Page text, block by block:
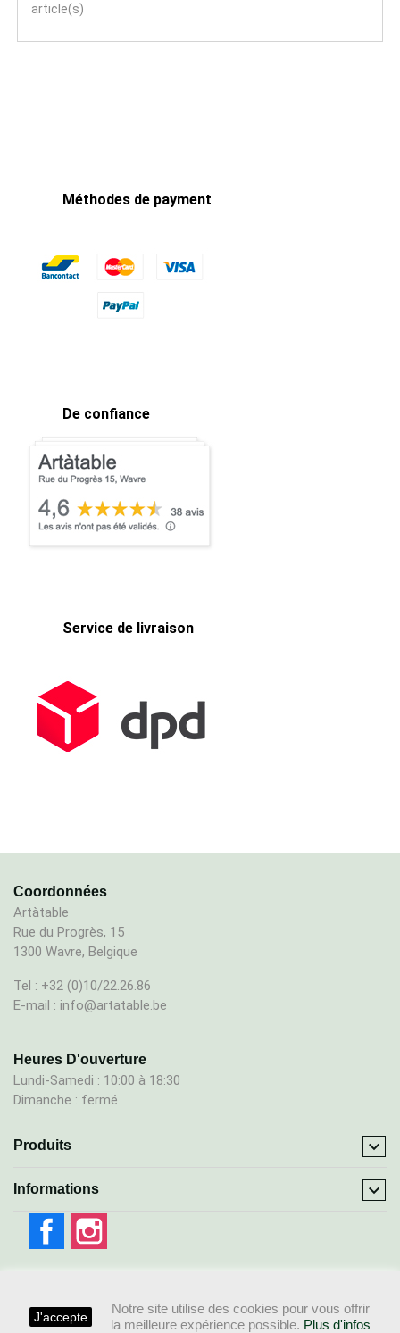
article(s)
Méthodes de payment
De confiance
Service de livraison
Coordonnées
Artàtable
Rue du Progrès, 15
1300 Wavre, Belgique
Tel : +32 (0)10/22.26.86
E-mail : info@artatable.be
Heures D'ouverture
Lundi-Samedi : 10:00 à 18:30
Dimanche : fermé
Produits 
Informations 
Facebook
J'accepte
Notre site utilise des cookies pour vous offrir
la meilleure expérience possible. Plus d'infos